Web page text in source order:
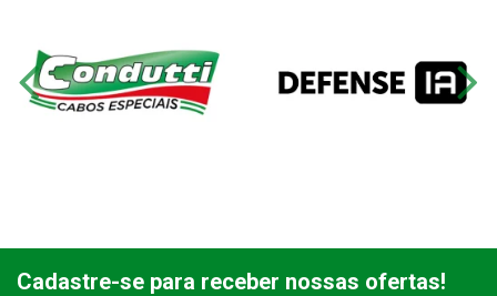
Cadastre-se para receber nossas ofertas!